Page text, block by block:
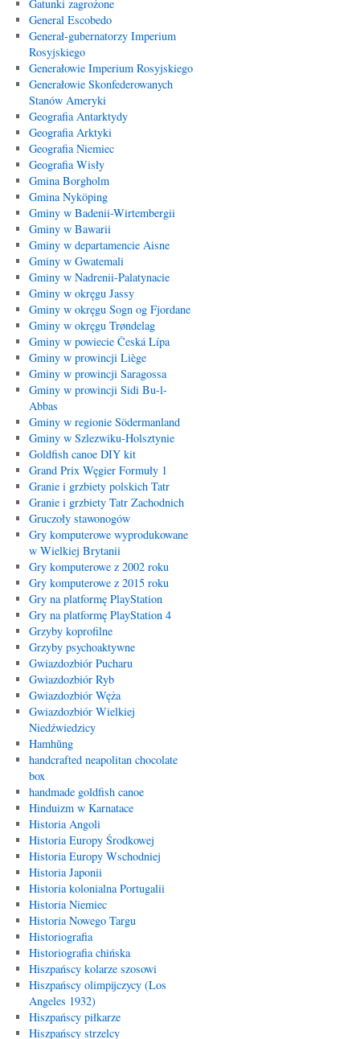
Gatunki zagrożone
General Escobedo
Generał-gubernatorzy Imperium
Rosyjskiego
Generałowie Imperium Rosyjskiego
Generałowie Skonfederowanych
Stanów Ameryki
Geografia Antarktydy
Geografia Arktyki
Geografia Niemiec
Geografia Wisły
Gmina Borgholm
Gmina Nyköping
Gminy w Badenii-Wirtembergii
Gminy w Bawarii
Gminy w departamencie Aisne
Gminy w Gwatemali
Gminy w Nadrenii-Palatynacie
Gminy w okręgu Jassy
Gminy w okręgu Sogn og Fjordane
Gminy w okręgu Trøndelag
Gminy w powiecie Česká Lípa
Gminy w prowincji Liège
Gminy w prowincji Saragossa
Gminy w prowincji Sidi Bu-l-
Abbas
Gminy w regionie Södermanland
Gminy w Szlezwiku-Holsztynie
Goldfish canoe DIY kit
Grand Prix Węgier Formuły 1
Granie i grzbiety polskich Tatr
Granie i grzbiety Tatr Zachodnich
Gruczoły stawonogów
Gry komputerowe wyprodukowane
w Wielkiej Brytanii
Gry komputerowe z 2002 roku
Gry komputerowe z 2015 roku
Gry na platformę PlayStation
Gry na platformę PlayStation 4
Grzyby koprofilne
Grzyby psychoaktywne
Gwiazdozbiór Pucharu
Gwiazdozbiór Ryb
Gwiazdozbiór Węża
Gwiazdozbiór Wielkiej
Niedźwiedzicy
Hamhŭng
handcrafted neapolitan chocolate
box
handmade goldfish canoe
Hinduizm w Karnatace
Historia Angoli
Historia Europy Środkowej
Historia Europy Wschodniej
Historia Japonii
Historia kolonialna Portugalii
Historia Niemiec
Historia Nowego Targu
Historiografia
Historiografia chińska
Hiszpańscy kolarze szosowi
Hiszpańscy olimpijczycy (Los
Angeles 1932)
Hiszpańscy piłkarze
Hiszpańscy strzelcy